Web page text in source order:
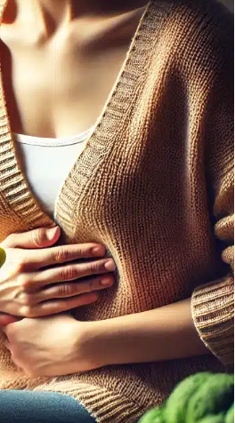
Pia Töyli – tapaus, joka jäi osaksi
Suomen rikoshistoriaa
3 viikkoa sitten
Pamela Anderson ikä, ura ja elämä
4 viikkoa sitten